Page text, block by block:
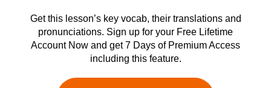
Get this lesson’s key vocab, their translations and
pronunciations. Sign up for your Free Lifetime
Account Now and get 7 Days of Premium Access
including this feature.